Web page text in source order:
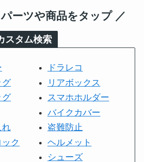
ーツや商品をタップ ／
スタム検索
グ
グ
れ
ク
ドラレコ
リアボックス
スマホホルダー
バイクカバー
盗難防止
ヘルメット
シューズ